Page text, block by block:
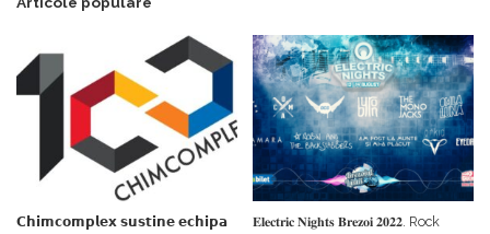
𝗖𝗵𝗶𝗺𝗰𝗼𝗺𝗽𝗹𝗲𝘅 𝘀𝘂𝘀𝘁𝗶𝗻𝗲 𝗲𝗰𝗵𝗶𝗽𝗮
𝐄𝐥𝐞𝐜𝐭𝐫𝐢𝐜 𝐍𝐢𝐠𝐡𝐭𝐬 𝐁𝐫𝐞𝐳𝐨𝐢 𝟐𝟎𝟐𝟐. Rock